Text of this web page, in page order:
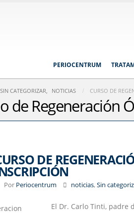
PERIOCENTRUM
SIN CATEGORIZAR, NOTICIAS CURSO DE
de Regeneración
DE
Por Periocentrum noticias,Sin
El Dr. Carlo Tinti, padre